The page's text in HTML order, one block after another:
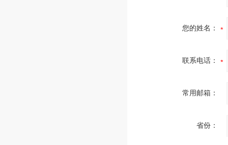
您的姓名：
联系电话：
常用邮箱：
省份：